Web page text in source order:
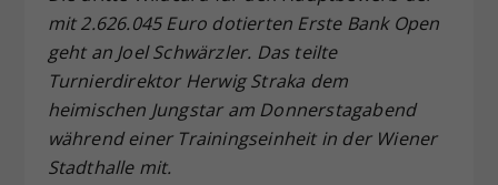
mit 2.626.045 Euro dotierten Erste Bank Open
geht an Joel Schwärzler. Das teilte
Turnierdirektor Herwig Straka dem
heimischen Jungstar am Donnerstagabend
während einer Trainingseinheit in der Wiener
Stadthalle mit.
Zweck
Dieser Wert speichert Ihre Consent-
Einstellungen. Unter anderem eine
zufällig generierte ID, für die
historische Speicherung Ihrer
vorgenommen Einstellungen, falls der
Webseiten-Betreiber dies eingestellt
hat.